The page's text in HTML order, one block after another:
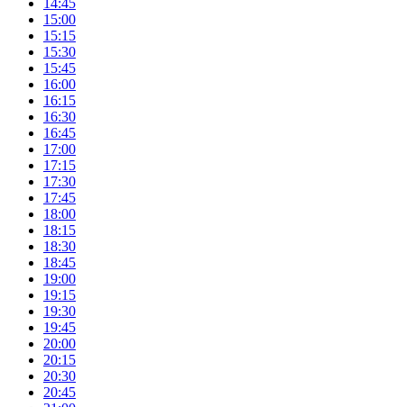
15:00
15:15
15:30
15:45
16:00
16:15
16:30
16:45
17:00
17:15
17:30
17:45
18:00
18:15
18:30
18:45
19:00
19:15
19:30
19:45
20:00
20:15
20:30
20:45